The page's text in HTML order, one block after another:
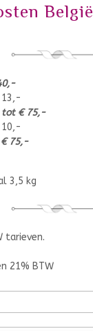
België
tot € 75,-
75,-
3,5 kg
tarieven.
21% BTW